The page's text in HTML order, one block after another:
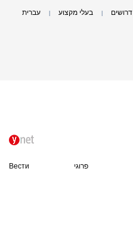
דרושים בעלי מקצוע עברית
פרוגי Вести